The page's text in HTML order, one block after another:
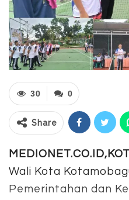
0
30
Share
Wali Kota
Pemerintahan dan